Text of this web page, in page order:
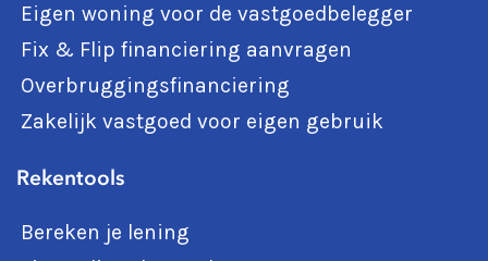
Eigen woning voor de vastgoedbelegger
Fix & Flip financiering aanvragen
Overbruggingsfinanciering
Zakelijk vastgoed voor eigen gebruik
Rekentools
Bereken je lening